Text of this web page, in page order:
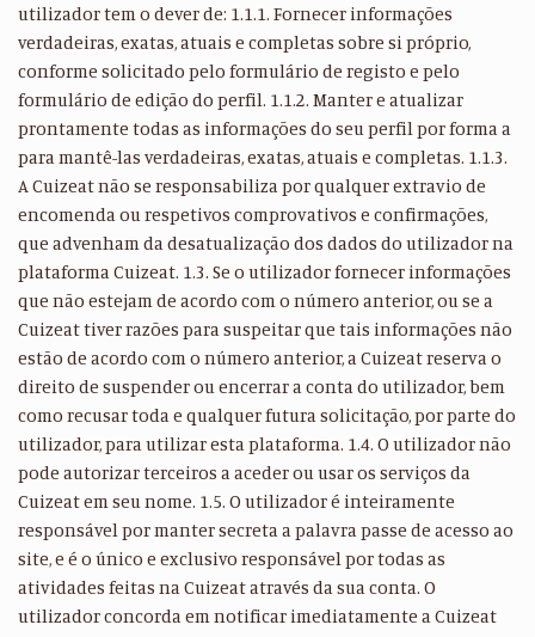
utilizador tem o dever de: 1.1.1. Fornecer informações
verdadeiras, exatas, atuais e completas sobre si próprio,
conforme solicitado pelo formulário de registo e pelo
formulário de edição do perfil. 1.1.2. Manter e atualizar
prontamente todas as informações do seu perfil por forma a
para mantê-las verdadeiras, exatas, atuais e completas. 1.1.3.
A Cuizeat não se responsabiliza por qualquer extravio de
encomenda ou respetivos comprovativos e confirmações,
que advenham da desatualização dos dados do utilizador na
plataforma Cuizeat. 1.3. Se o utilizador fornecer informações
que não estejam de acordo com o número anterior, ou se a
Cuizeat tiver razões para suspeitar que tais informações não
estão de acordo com o número anterior, a Cuizeat reserva o
direito de suspender ou encerrar a conta do utilizador, bem
como recusar toda e qualquer futura solicitação, por parte do
utilizador, para utilizar esta plataforma. 1.4. O utilizador não
pode autorizar terceiros a aceder ou usar os serviços da
Cuizeat em seu nome. 1.5. O utilizador é inteiramente
responsável por manter secreta a palavra passe de acesso ao
site, e é o único e exclusivo responsável por todas as
atividades feitas na Cuizeat através da sua conta. O
utilizador concorda em notificar imediatamente a Cuizeat